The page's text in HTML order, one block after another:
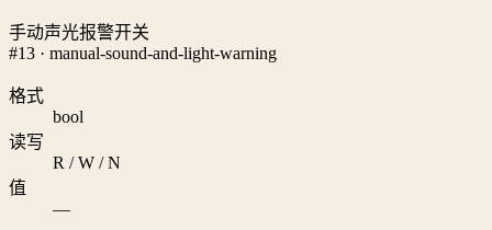
手动声光报警开关
#13 · manual-sound-and-light-warning
格式
bool
读写
R / W / N
值
—